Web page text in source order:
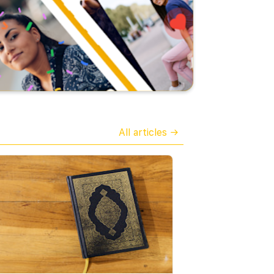
verra tous ses péchés absous»
(Bukhari) et: «Celui qui prie les
nuits de ramadan avec conviction
et par recherche de l'agrément
d'Allah verra tous ses péchés
absous» (Bukhari).
réalité, le croyant dispose du
temps entre la prière de la nuit
(isha) et celle de l'aube (fadjr)
pour prier tarawih. Cependant, il
est plus souhaitable de
l’accomplir aussitôt après la
prière de la nuit.
Le nombre d'unité (rakaat).En
règle générale, chacun peut
and the Sunna of His
Therefore, even if the
is the primary basis of Islamic
the Sunna of the Prophet is
In other words, there are
forms of revelation. A so-called
revelation, that is to say, the
and a non-recited revelation:
Sunna. Referring to these
Allah said about the
"And he doesn’t speak out of
this is actually nothing but a
made to him." Note also
All articles →